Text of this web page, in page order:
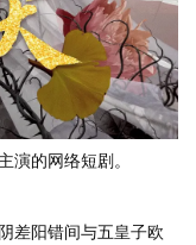
演的网络短剧。
差阳错间与五皇子欧